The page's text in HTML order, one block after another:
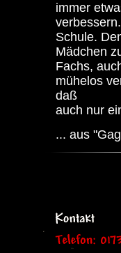
immer
Schule.
Mädchen
Fachs,
mühelos
daß
auch nur
... aus